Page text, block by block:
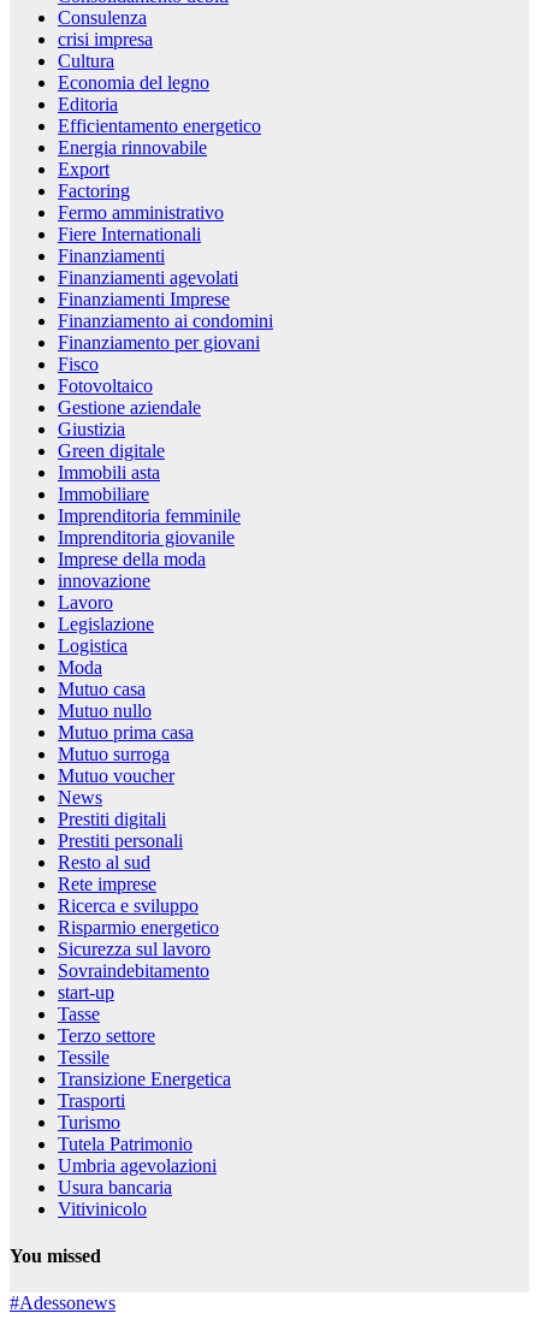
Consulenza
crisi impresa
Cultura
Economia del legno
Editoria
Efficientamento energetico
Energia rinnovabile
Export
Factoring
Fermo amministrativo
Fiere Internationali
Finanziamenti
Finanziamenti agevolati
Finanziamenti Imprese
Finanziamento ai condomini
Finanziamento per giovani
Fisco
Fotovoltaico
Gestione aziendale
Giustizia
Green digitale
Immobili asta
Immobiliare
Imprenditoria femminile
Imprenditoria giovanile
Imprese della moda
innovazione
Lavoro
Legislazione
Logistica
Moda
Mutuo casa
Mutuo nullo
Mutuo prima casa
Mutuo surroga
Mutuo voucher
News
Prestiti digitali
Prestiti personali
Resto al sud
Rete imprese
Ricerca e sviluppo
Risparmio energetico
Sicurezza sul lavoro
Sovraindebitamento
start-up
Tasse
Terzo settore
Tessile
Transizione Energetica
Trasporti
Turismo
Tutela Patrimonio
Umbria agevolazioni
Usura bancaria
Vitivinicolo
You missed
#Adessonews